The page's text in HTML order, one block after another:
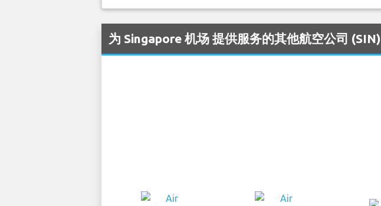
为 Singapore 机场 提供服务的其他航空公司 (SIN)